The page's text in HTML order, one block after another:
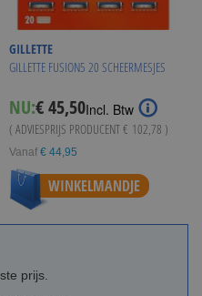
GILLETTE
GILLETTE FUSION5 20 SCHEERMESJES
NU:€ 45,50Incl. Btw
( ADVIESPRIJS PRODUCENT€ 102,78 )
Vanaf € 44,95
WINKELMANDJE
prijs.